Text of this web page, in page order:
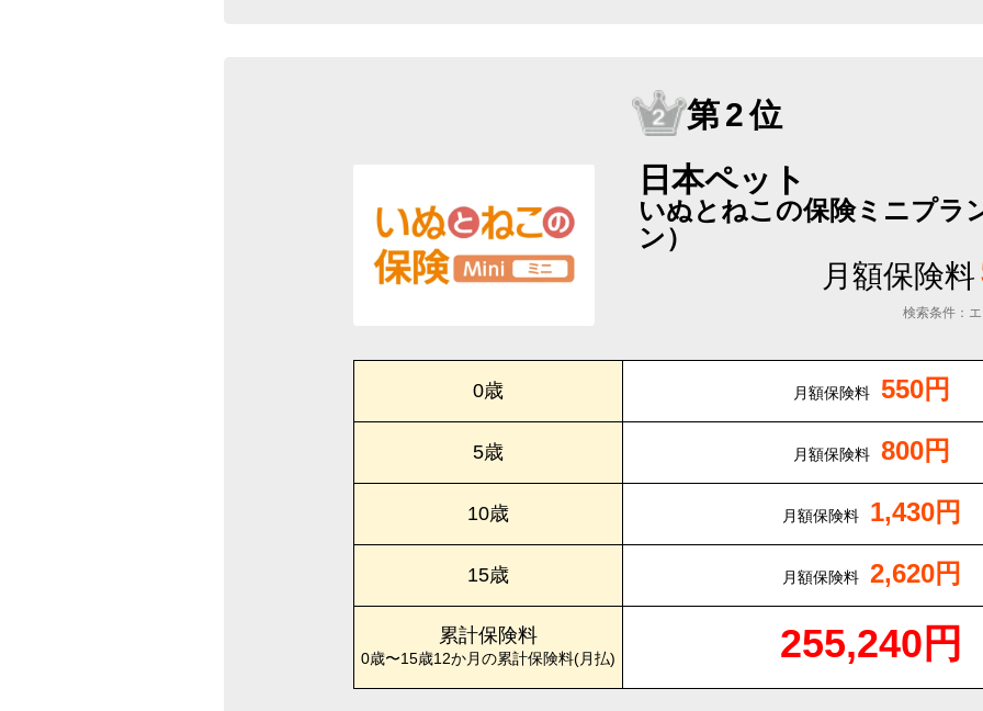
第2位
日本ペット
いぬとねこの保険ミニプラ
ン）
月額保険料
検索条件：
0歳 月額保険料 550円
5歳 月額保険料 800円
10歳 月額保険料 1,430円
15歳 月額保険料 2,620円
累計保険料
0歳〜15歳12か月 の累計保険料(月払) 255,240円